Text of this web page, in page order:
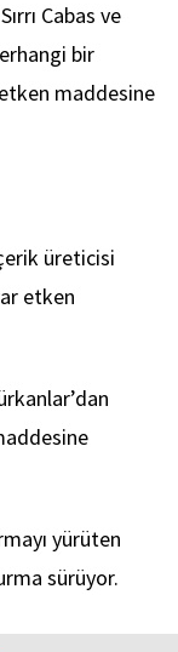
Cabas ve
bir
maddesine
üreticisi
etken
yürüten
sürüyor.